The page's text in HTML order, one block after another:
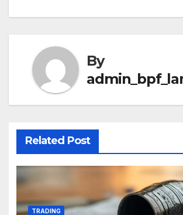
By
Related Post
TRADING